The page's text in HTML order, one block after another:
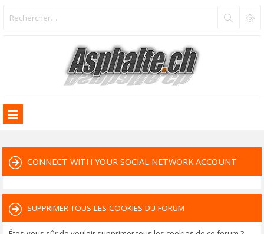
CONNECT WITH YOUR SOCIAL NETWORK ACCOUNT
SUPPRIMER TOUS LES COOKIES DU FORUM